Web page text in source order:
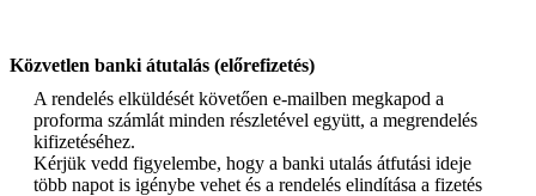
Közvetlen banki átutalás (előrefizetés)
A rendelés elküldését követően e-mailben megkapod a
proforma számlát minden részletével együtt, a megrendelés
kifizetéséhez.
Kérjük vedd figyelembe, hogy a banki utalás átfutási ideje
több napot is igénybe vehet és a rendelés elindítása a fizetés